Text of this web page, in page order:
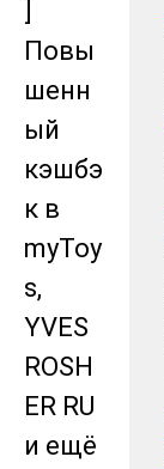
Повы
шенн
ый
кэшбэ
к в
myToy
s,
YVES
ROSH
ER RU
и ещё